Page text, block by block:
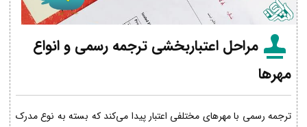
مراحل اعتباربخشی ترجمه رسمی و انواع
مهرها
ترجمه رسمی با مهرهای مختلفی اعتبار پیدا می‌کند که بسته به نوع مدرک